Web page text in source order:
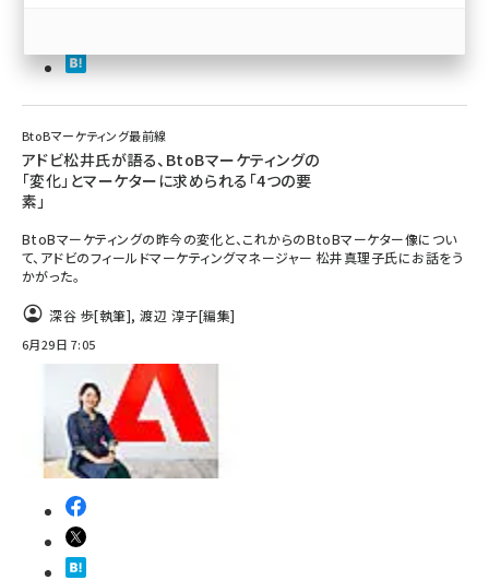
BtoBマーケティング最前線
アドビ松井氏が語る、BtoBマーケティングの
「変化」とマーケターに求められる「4つの要
素」
BtoBマーケティングの昨今の変化と、これからのBtoBマーケター像につい
て、アドビのフィールドマーケティングマネージャー 松井真理子氏にお話をう
かがった。
深谷 歩[執筆],渡辺 淳子[編集]
6月29日 7:05